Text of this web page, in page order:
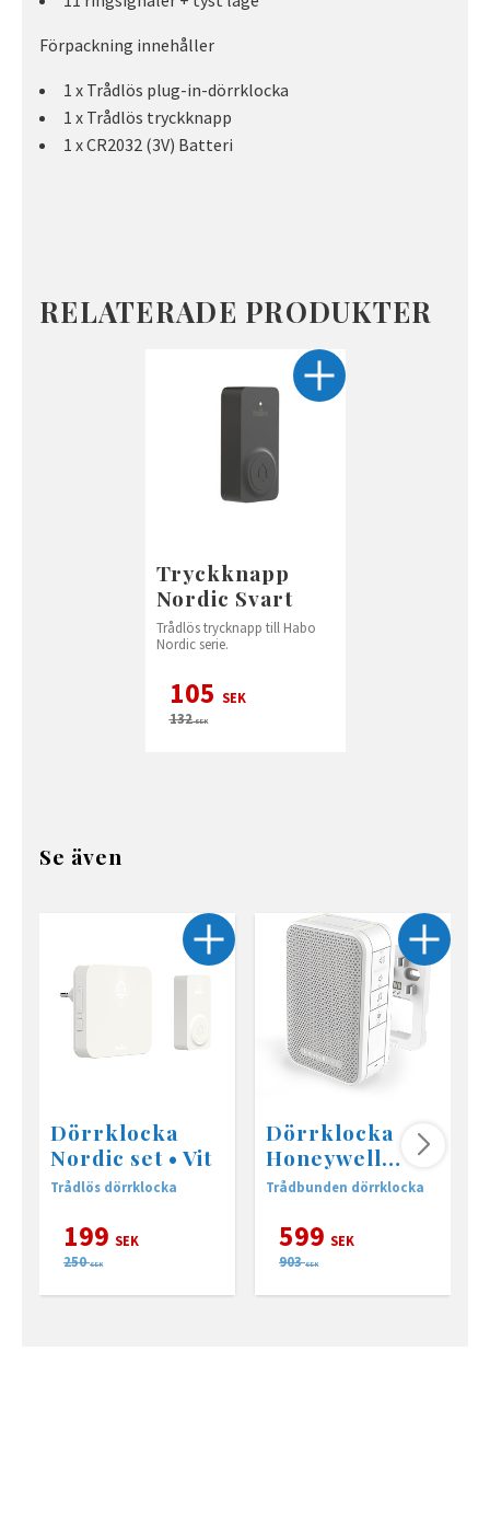
Förpackning innehåller
1 x Trådlös plug-in-dörrklocka
1 x Trådlös tryckknapp
1 x CR2032 (3V) Batteri
RELATERADE PRODUKTER
Tryckknapp
Nordic Svart
Trådlös trycknapp till Habo
Nordic serie.
105 SEK
132SEK
Se även
Dörrklocka
Nordic set • Vit
Trådlös dörrklocka
199 SEK
250 SEK
Dörrklocka
Honeywell
DW313S
Trådbunden dörrklocka
599 SEK
903 SEK